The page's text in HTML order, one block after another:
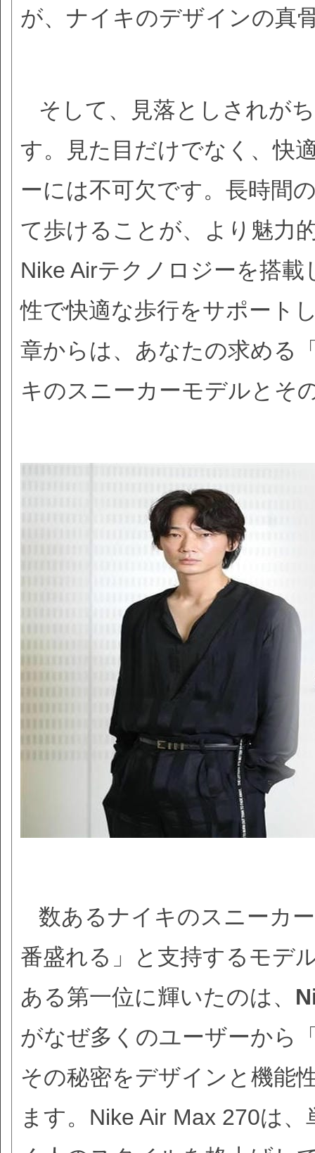
が、ナイキのデザインの真
そして、見落としされが
す。見た目だけでなく、快
ーには不可欠です。長時間
て歩けることが、より魅力
Nike Airテクノロジーを搭
性で快適な歩行をサポート
章からは、あなたの求める
キのスニーカーモデルとそ
数あるナイキのスニーカ
番盛れる」と支持するモデ
ある第一位に輝いたのは、
がなぜ多くのユーザーから
その秘密をデザインと機能
ます。Nike Air Max 270は